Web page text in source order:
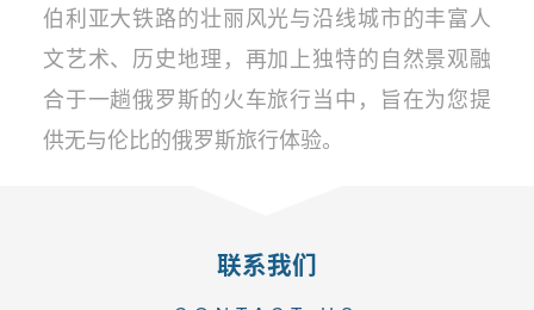
伯利亚大铁路的壮丽风光与沿线城市的丰富人
文艺术、历史地理，再加上独特的自然景观融
合于一趟俄罗斯的火车旅行当中，旨在为您提
供无与伦比的俄罗斯旅行体验。
联系我们